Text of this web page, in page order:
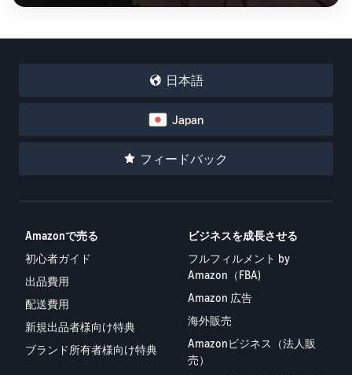
日本語
Japan
フィードバック
Amazonで売る
初心者ガイド
出品費用
配送費用
新規出品者様向け特典
ブランド所有者様向け特典
ビジネスを成長させる
フルフィルメント by
Amazon（FBA)
Amazon 広告
海外販売
Amazonビジネス（法人販
売）